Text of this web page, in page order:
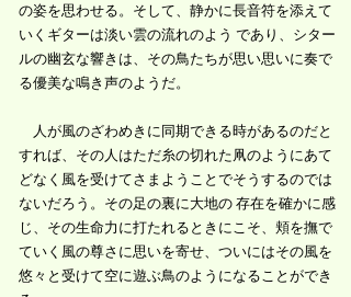
の姿を思わせる。そして、静かに⻑音符を添えて
いくギターは淡い雲の流れのよう であり、シター
ルの幽玄な響きは、その鳥たちが思い思いに奏で
る優美な鳴き声のようだ。
人が風のざわめきに同期できる時があるのだと
すれば、その人はただ糸の切れた凧のようにあて
どなく風を受けてさまようこ とでそうするのでは
ないだろう。その足の裏に大地の 存在を確かに感
じ、その生命力に打たれるときにこそ、頬を撫で
ていく風の尊さに思いを寄せ、ついにはその風を
悠々と受けて空に遊ぶ鳥のようになることができ